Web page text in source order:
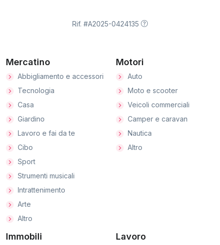
Rif. #A2025-0424135
Mercatino
Abbigliamento e accessori
Tecnologia
Casa
Giardino
Lavoro e fai da te
Cibo
Sport
Strumenti musicali
Intrattenimento
Arte
Altro
Motori
Auto
Moto e scooter
Veicoli commerciali
Camper e caravan
Nautica
Altro
Immobili Lavoro